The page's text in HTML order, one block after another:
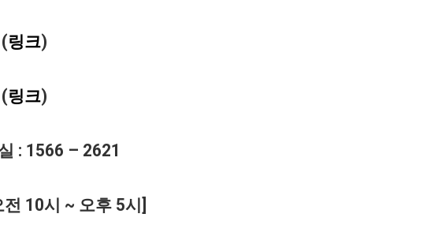
(링크)
링크)
: 1566 – 2621
전 10시 ~ 오후5시 ]